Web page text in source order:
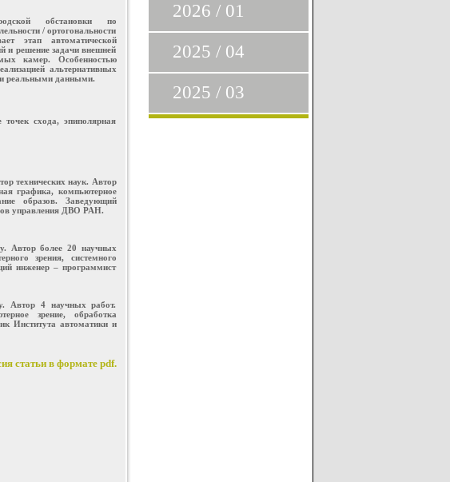
обстановки по
/ ортогональности
этап автоматической
и решение задачи внешней
камер. Особенностью
альтернативных
реальными данными.
точек схода, эпиполярная
технических наук. Автор
графика, компьютерное
образов. Заведующий
управления ДВО РАН.
Автор более 20 научных
зрения, системного
инженер – программист
Автор 4 научных работ.
зрение, обработка
Института автоматики и
статьи в формате pdf.
2026 / 01
2025 / 04
2025 / 03